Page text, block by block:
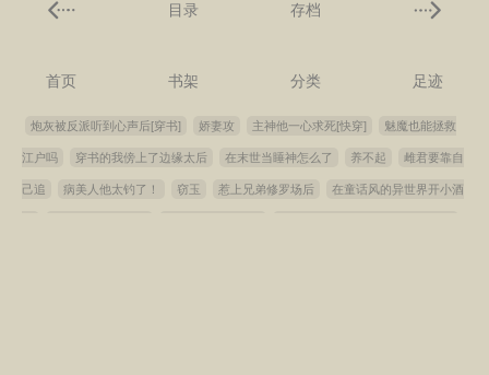
目录 存档
首页 书架 分类 足迹
炮灰被反派听到心声后[穿书] 娇妻攻 主神他一心求死[快穿] 魅魔也能拯救
江户吗 穿书的我傍上了边缘太后 在末世当睡神怎么了 养不起 雌君要靠自
己追 病美人他太钓了！ 窃玉 惹上兄弟修罗场后 在童话风的异世界开小酒